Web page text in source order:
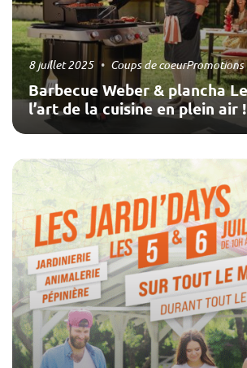
Barbecue Weber & plancha
l’art de la cuisine en plein air !
8 juillet 2025 Coups de coeurPromotions